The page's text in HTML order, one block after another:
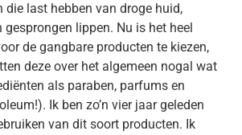
die last hebben van droge huid,
gesprongen lippen. Nu is het heel
de gangbare producten te kiezen,
deze over het algemeen nogal wat
als paraben, parfums en
Ik ben zo’n vier jaar geleden
van dit soort producten. Ik